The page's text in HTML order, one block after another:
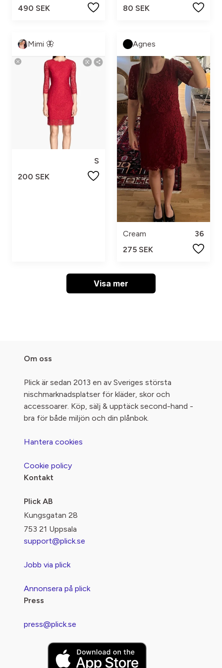
490 SEK
80 SEK
Mimi 🦋
S
200 SEK
Agnes
Cream
36
275 SEK
Visa mer
Om oss
Plick är sedan 2013 en av Sveriges största
nischmarknadsplatser för kläder, skor och
accessoarer. Köp, sälj & upptäck second-hand -
bra för både miljön och din plånbok.
Hantera cookies
Cookie policy
Kontakt
Plick AB
Kungsgatan 28
753 21 Uppsala
support@plick.se
Jobb via plick
Annonsera på plick
Press
press@plick.se